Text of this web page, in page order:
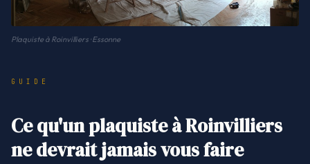
Plaquiste à Roinvilliers · Essonne
GUIDE
Ce qu'un plaquiste à Roinvilliers
ne devrait jamais vous faire